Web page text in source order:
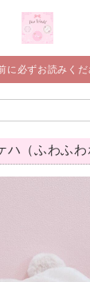
に必ずお読みくだ
ハ（ふわふわ